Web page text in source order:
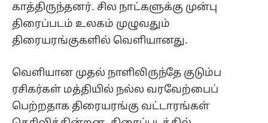
காத்திருந்தனர். சில நாட்களுக்கு முன்பு
திரைப்படம் உலகம் முழுவதும்
திரையரங்குகளில் வெளியானது.
வெளியான முதல் நாளிலிருந்தே குடும்ப
ரசிகர்கள் மத்தியில் நல்ல வரவேற்பைப்
பெற்றதாக திரையரங்கு வட்டாரங்கள்